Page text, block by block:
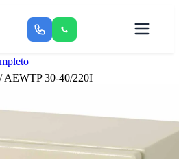
/ AEWTP 30-40/220I